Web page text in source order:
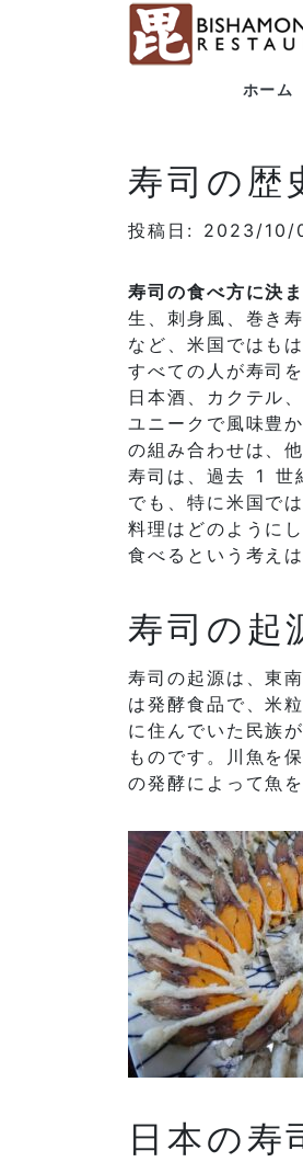
ホーム
寿司の歴
投稿日: 2023/10/
寿司の食べ方に決
生、刺身風、巻き
など、米国ではも
すべての人が寿司
日本酒、カクテル
ユニークで風味豊
の組み合わせは、
寿司は、過去 1 世
でも、特に米国で
料理はどのように
食べるという考え
寿司の起
寿司の起源は、東
は発酵食品で、米
に住んでいた民族
ものです。川魚を
の発酵によって魚
日本の寿